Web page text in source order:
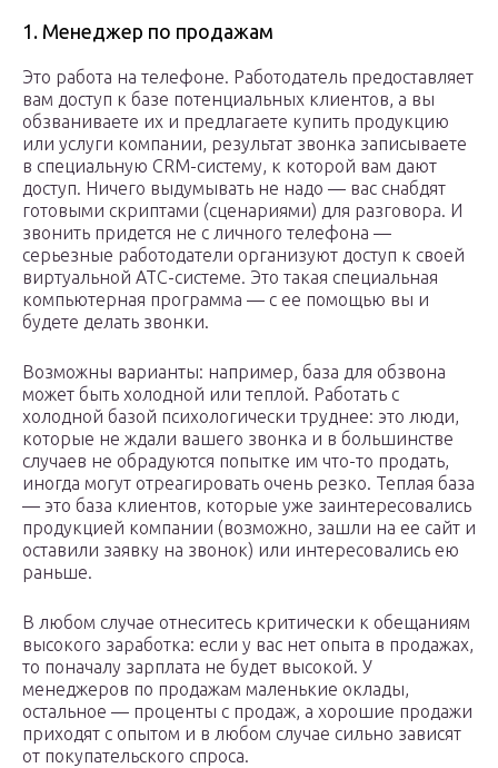
1. Менеджер по продажам
Это работа на телефоне. Работодатель предоставляет
вам доступ к базе потенциальных клиентов, а вы
обзваниваете их и предлагаете купить продукцию
или услуги компании, результат звонка записываете
в специальную CRM-систему, к которой вам дают
доступ. Ничего выдумывать не надо — вас снабдят
готовыми скриптами (сценариями) для разговора. И
звонить придется не с личного телефона —
серьезные работодатели организуют доступ к своей
виртуальной АТС-системе. Это такая специальная
компьютерная программа — с ее помощью вы и
будете делать звонки.
Возможны варианты: например, база для обзвона
может быть холодной или теплой. Работать с
холодной базой психологически труднее: это люди,
которые не ждали вашего звонка и в большинстве
случаев не обрадуются попытке им что-то продать,
иногда могут отреагировать очень резко. Теплая база
— это база клиентов, которые уже заинтересовались
продукцией компании (возможно, зашли на ее сайт и
оставили заявку на звонок) или интересовались ею
раньше.
В любом случае отнеситесь критически к обещаниям
высокого заработка: если у вас нет опыта в продажах,
то поначалу зарплата не будет высокой. У
менеджеров по продажам маленькие оклады,
остальное — проценты с продаж, а хорошие продажи
приходят с опытом и в любом случае сильно зависят
от покупательского спроса.